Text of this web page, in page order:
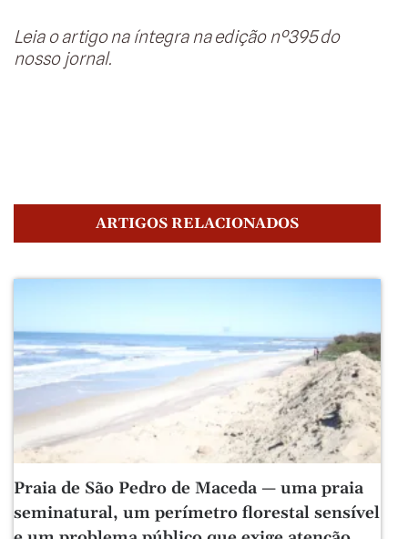
Leia o artigo na íntegra na edição nº395 do
nosso jornal.
ARTIGOS RELACIONADOS
Praia de São Pedro de Maceda — uma praia
seminatural, um perímetro florestal sensível